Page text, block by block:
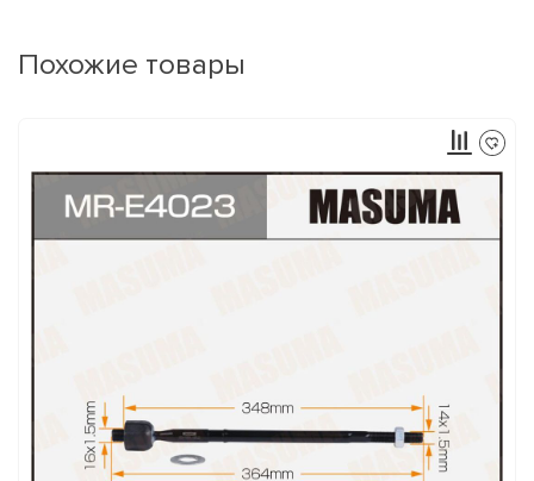
Похожие товары